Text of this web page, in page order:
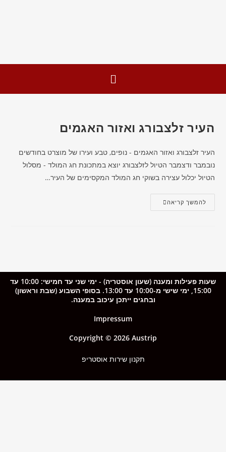
העיר זלצבורג ואזור האגמים
העיר זלצבורג ואזור האגמים - נופים, טבע ועירו של מוצרט בחודשים
נובמבר ודצמבר הטיול לזלצבורג יוצא במתכונת חג המולד - מסלול
הטיול יכלול עצירה בשוקי חג המולד המקסימים של העיר…
להמשך קריאה
שעות פעילות ומענה (שעון אוסטריה) - ימי שני עד חמישי: 10:00 עד
15:00, ימי שישי מ-10:00 עד 13:00. בסופי השבוע (שבת וראשון)
ובחגים ייתכן עיכוב במענה.
Impressum
Copyright © 2026 Austrip
תקנון שירות אוסטריפ